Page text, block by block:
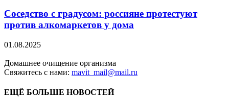
Соседство с градусом: россияне протестуют
против алкомаркетов у дома
01.08.2025
Домашнее очищение организма
Свяжитесь с нами: mavit_mail@mail.ru
ЕЩЁ БОЛЬШЕ НОВОСТЕЙ